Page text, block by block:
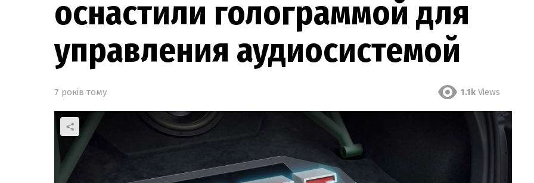
оснастили голограммой для
управления аудиосистемой
7 років тому 1.1k Views